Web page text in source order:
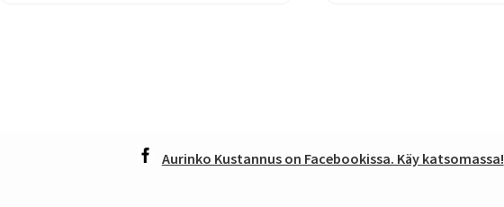
Aurinko Kustannus on Facebookissa. Käy katsomassa!